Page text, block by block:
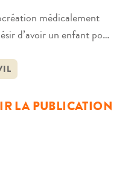
médicalement
d’avoir un enfant pour
en matière de
lorsqu’elles ne
LA PUBLICATION